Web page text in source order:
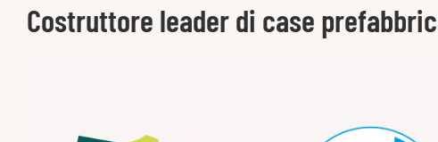
Costruttore leader di case